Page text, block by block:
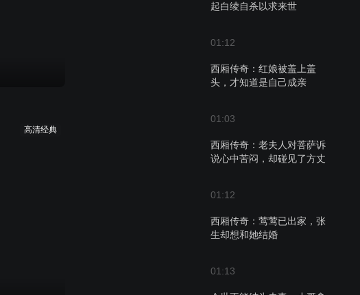
起白绫自杀以求来世
01:12
西厢传奇：红娘被盖上盖
头，才知道是自己成亲
01:03
西厢传奇：老夫人对菩萨诉
说心中苦闷，却碰见了方丈
01:12
西厢传奇：莺莺已出家，张
生却想和她结婚
01:13
高清经典